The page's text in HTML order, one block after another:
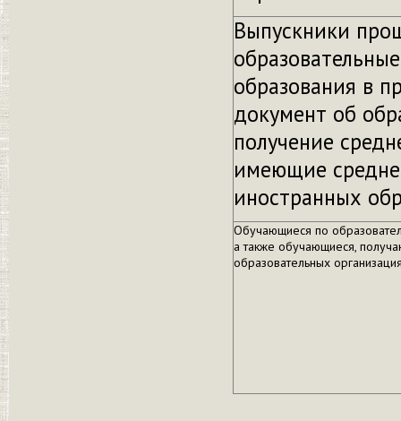
Выпускники
образования в
документ об
получение
имеющие
иностранных
Обучающиеся по
а также обучающиеся,
образовательных